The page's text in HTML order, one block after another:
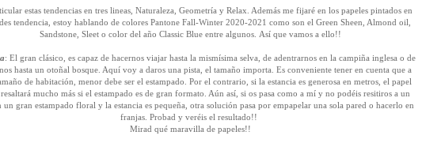
estas tendencias en tres lineas, Naturaleza, Geometría y Relax. Además me fijaré en los papeles pintados en
tendencia, estoy hablando de colores Pantone Fall-Winter 2020-2021 como son el Green Sheen, Almond oil,
Sandstone, Sleet o color del año Classic Blue entre algunos. Así que vamos a ello!!
: El gran clásico, es capaz de hacernos viajar hasta la mismísima selva, de adentrarnos en la campiña inglesa o de
hasta un otoñal bosque. Aquí voy a daros una pista, el tamaño importa. Es conveniente tener en cuenta que a
de habitación, menor debe ser el estampado. Por el contrario, si la estancia es generosa en metros, el papel
mucho más si el estampado es de gran formato. Aún así, si os pasa como a mí y no podéis resitiros a un
un gran estampado floral y la estancia es pequeña, otra solución pasa por empapelar una sola pared o hacerlo en
franjas. Probad y veréis el resultado!!
Mirad qué maravilla de papeles!!